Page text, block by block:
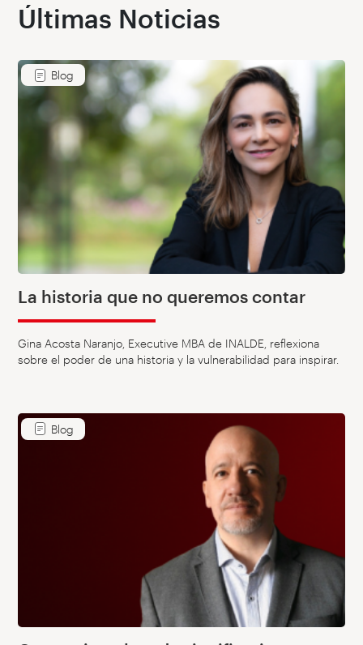
Últimas Noticias
Blog
La historia que no queremos contar
Gina Acosta Naranjo, Executive MBA de INALDE, reflexiona
sobre el poder de una historia y la vulnerabilidad para inspirar.
Blog